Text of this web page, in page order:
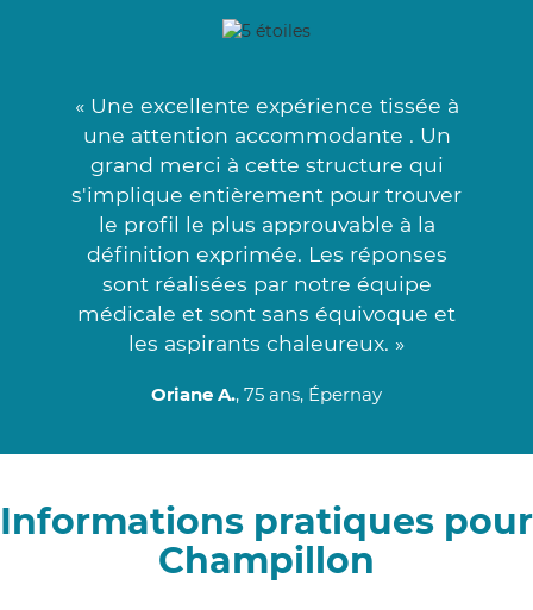
« Une excellente expérience tissée à
une attention accommodante . Un
grand merci à cette structure qui
s'implique entièrement pour trouver
le profil le plus approuvable à la
définition exprimée. Les réponses
sont réalisées par notre équipe
médicale et sont sans équivoque et
les aspirants chaleureux. »
Oriane A., 75 ans, Épernay
Informations pratiques pour
Champillon